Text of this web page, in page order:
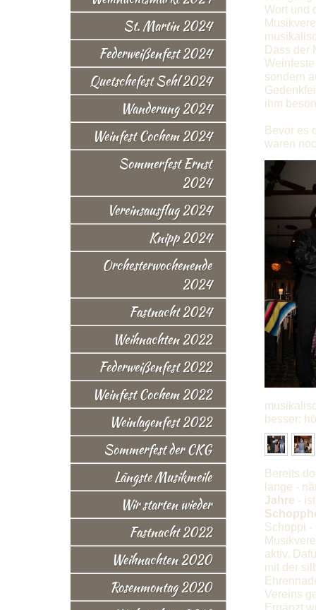
St. Martin 2024
Federweißenfest 2024
Quetschefest Sehl 2024
Wanderung 2024
Weinfest Cochem 2024
Sommerfest Ernst
2024
Vereinsausflug 2024
Knipp 2024
Orchesterwochenende
2024
Fastnacht 2024
Weihnachten 2022
Federweißenfest 2022
Weinfest Cochem 2022
Weinlagenfest 2022
Sommerfest der CKG
Längste Musikmeile
Wir starten wieder
Fastnacht 2022
Weihnachten 2020
Rosenmontag 2020
Wort und
Dass der
sondern
ihm
Bevor es
waren
besser:
Bereits
lange -
Jahre -
Schoppi -
aktiv.
mit der
Vereins
Ergänzt